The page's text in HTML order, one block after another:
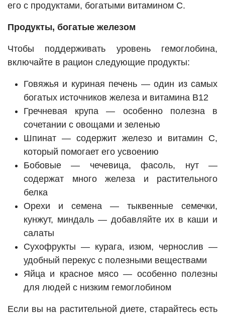
его с продуктами, богатыми витамином С.
Продукты, богатые железом
Чтобы поддерживать уровень гемоглобина,
включайте в рацион следующие продукты:
Говяжья и куриная печень — один из самых
богатых источников железа и витамина В12
Гречневая крупа — особенно полезна в
сочетании с овощами и зеленью
Шпинат — содержит железо и витамин С,
который помогает его усвоению
Бобовые — чечевица, фасоль, нут —
содержат много железа и растительного
белка
Орехи и семена — тыквенные семечки,
кунжут, миндаль — добавляйте их в каши и
салаты
Сухофрукты — курага, изюм, чернослив —
удобный перекус с полезными веществами
Яйца и красное мясо — особенно полезны
для людей с низким гемоглобином
Если вы на растительной диете, старайтесь есть